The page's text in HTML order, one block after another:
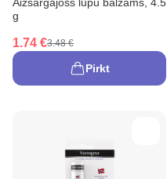
g
1.74 €3.48 €
Pirkt